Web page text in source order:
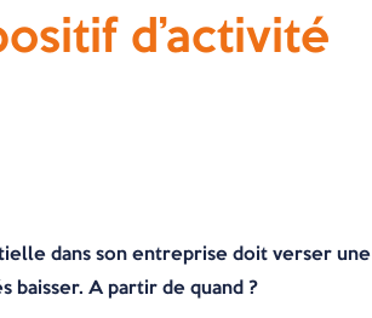
d’activité
dans son entreprise doit verser une
baisser. A partir de quand ?